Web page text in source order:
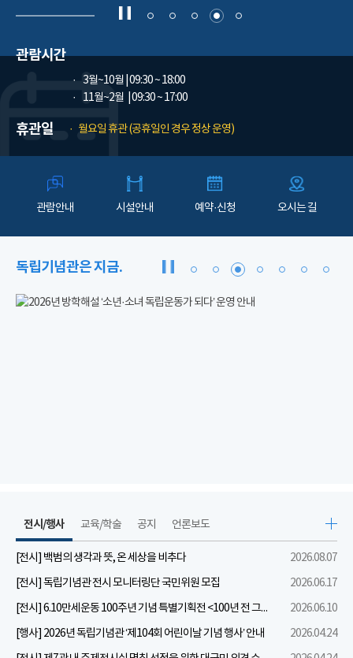
관람시간
3월~10월 | 09:30 ~ 18:00
11월~2월
| 09:30 ~ 17:00
휴관일 월요일 휴관 (공휴일인 경우 정상 운영)
관람안내 시설안내 예약·신청 오시는 길
독립기념관은 지금.
전시/행사
[전시] 백범의 생각과 뜻, 온 세상을 비추다
2026.08.07
[전시] 독립기념관 전시 모니터링단 국민위원 모집
2026.06.17
[전시] 6.10만세운동 100주년 기념 특별기획전 <100년 전 그날을 보다: 6.10만세운동>
2026.06.10
[행사] 2026년 독립기념관 ‘제104회 어린이날 기념 행사’ 안내
2026.04.24
교육/학술 공지 언론보도